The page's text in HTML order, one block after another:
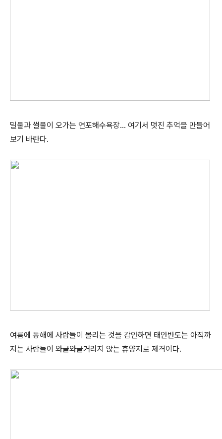
밀물과 썰물이 오가는 연포해수욕장… 여기서 멋진 추억을 만들어
보기 바란다.
여름에 동해에 사람들이 몰리는 것을 감안하면 태안반도는 아직까
지는 사람들이 와글와글거리지 않는 휴양지로 제격이다.